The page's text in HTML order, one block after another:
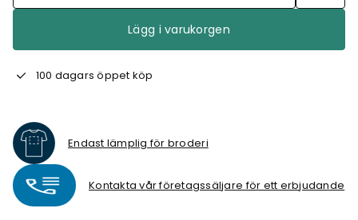
Lägg i varukorgen
100 dagars öppet köp
Endast lämplig för broderi
Kontakta vår företagssäljare för ett erbjudande